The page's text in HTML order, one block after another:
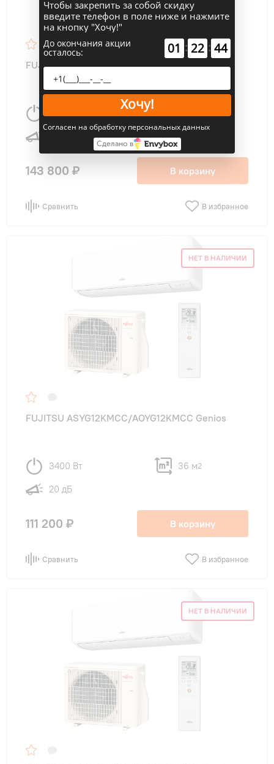
FUJITSU ASYG14KMCC/AOYG14KMCC Genios
143 800 ₽ В корзину
Сравнить В избранное
НЕТ В НАЛИЧИИ
FUJITSU ASYG12KMCC/AOYG12KMCC Genios
3400 Вт 36 м2
20 дБ
111 200 ₽ В корзину
Сравнить В избранное
НЕТ В НАЛИЧИИ
Чтобы закрепить за собой скидку
введите телефон в поле ниже и нажмите
на кнопку "Хочу!"
До окончания акции
осталось: 01 : 22 : 43
Хочу!
Согласен на обработку персональных данных
Сделано в